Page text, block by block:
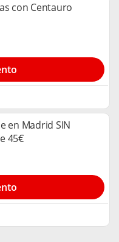
con Centauro
en Madrid SIN
45€